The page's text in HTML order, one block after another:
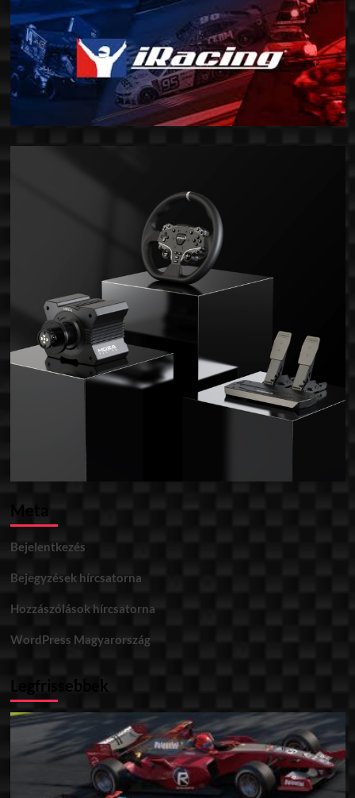
Meta
Bejelentkezés
Bejegyzések hírcsatorna
Hozzászólások hírcsatorna
WordPress Magyarország
Legfrissebbek